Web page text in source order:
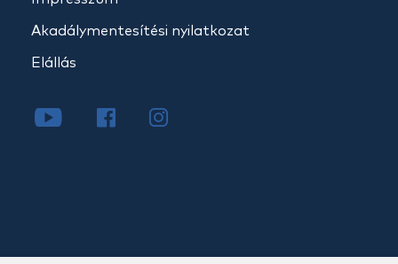
Akadálymentesítési nyilatkozat
Elállás